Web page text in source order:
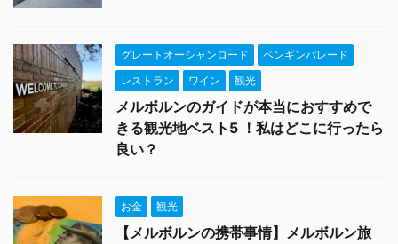
グレートオーシャンロード
ペンギンパレード
レストラン
ワイン 観光
メルボルンのガイドが本当におすすめで
きる観光地ベスト5 ！私はどこに行ったら
良い？
お金 観光
【メルボルンの携帯事情】メルボルン旅